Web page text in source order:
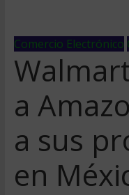
Comercio Electrónico
a
a sus
en